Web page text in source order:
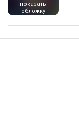
показать
обложку